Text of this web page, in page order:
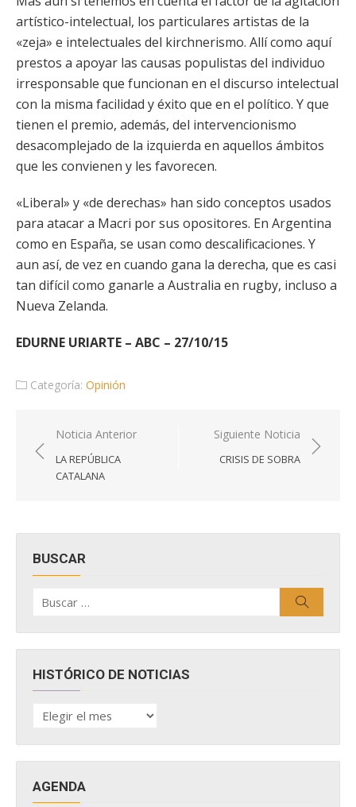
artístico-intelectual, los particulares artistas de la
«zeja» e intelectuales del kirchnerismo. Allí como aquí
prestos a apoyar las causas populistas del individuo
irresponsable que funcionan en el discurso intelectual
con la misma facilidad y éxito que en el político. Y que
tienen el premio, además, del intervencionismo
desacomplejado de la izquierda en aquellos ámbitos
que les convienen y les favorecen.
«Liberal» y «de derechas» han sido conceptos usados
para atacar a Macri por sus opositores. En Argentina
como en España, se usan como descalificaciones. Y
aun así, de vez en cuando gana la derecha, que es casi
tan difícil como ganarle a Australia en rugby, incluso a
Nueva Zelanda.
EDURNE URIARTE – ABC – 27/10/15
Categoría: Opinión
Navegación
de
entradas
Noticia Anterior
LA REPÚBLICA
CATALANA
Siguiente Noticia
CRISIS DE SOBRA
BUSCAR
por:
HISTÓRICO DE NOTICIAS
HISTÓRICO
DE
AGENDA